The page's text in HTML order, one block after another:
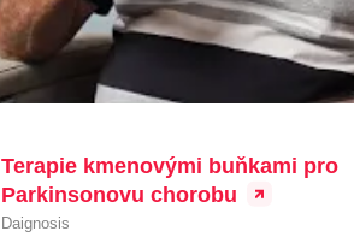
Terapie kmenovými buňkami pro
Parkinsonovu chorobu
Daignosis